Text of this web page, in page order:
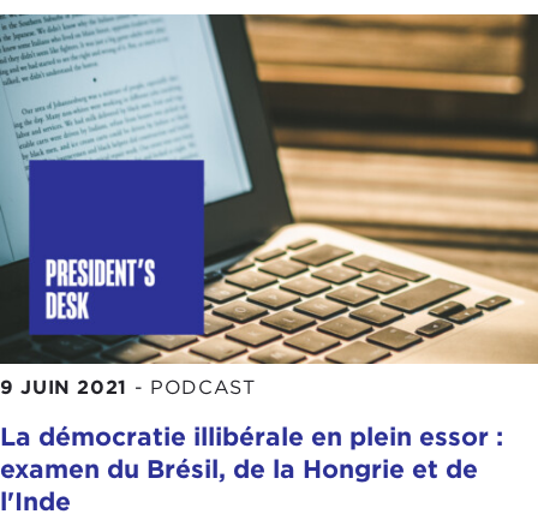
9 JUIN 2021 - PODCAST
La démocratie illibérale en plein essor :
examen du Brésil, de la Hongrie et de
l'Inde